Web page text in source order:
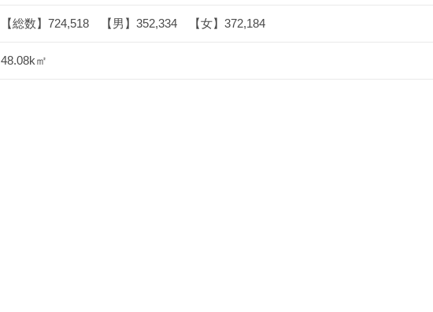
【総数】724,518 【男】352,334 【女】372,184
48.08k㎡